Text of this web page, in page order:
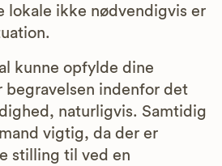
lokale ikke nødvendigvis er
kunne opfylde dine
indenfor det
naturligvis. Samtidig
vigtig, da der er
stilling til ved en